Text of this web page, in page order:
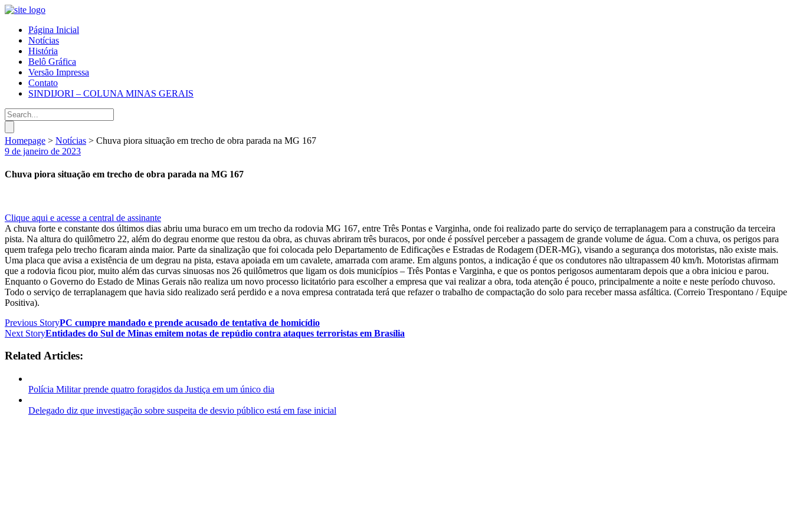
Página Inicial
Notícias
História
Belô Gráfica
Versão Impressa
Contato
SINDIJORI – COLUNA MINAS GERAIS
Homepage > Notícias > Chuva piora situação em trecho de obra parada na MG 167
9 de janeiro de 2023
Chuva piora situação em trecho de obra parada na MG 167
Clique aqui e acesse a central de assinante
A chuva forte e constante dos últimos dias abriu uma buraco em um trecho da rodovia MG 167, entre Três Pontas e Varginha, onde foi realizado parte do serviço de terraplanagem para a construção da terceira
pista. Na altura do quilômetro 22, além do degrau enorme que restou da obra, as chuvas abriram três buracos, por onde é possível perceber a passagem de grande volume de água. Com a chuva, os perigos para
quem trafega pelo trecho ficaram ainda maior. Parte da sinalização que foi colocada pelo Departamento de Edificações e Estradas de Rodagem (DER-MG), visando a segurança dos motoristas, não existe mais.
Uma placa que avisa a existência de um degrau na pista, estava apoiada em um cavalete, amarrada com arame. Em alguns pontos, a indicação é que os condutores não ultrapassem 40 km/h. Motoristas afirmam
que a rodovia ficou pior, muito além das curvas sinuosas nos 26 quilômetros que ligam os dois municípios – Três Pontas e Varginha, e que os pontos perigosos aumentaram depois que a obra iniciou e parou.
Enquanto o Governo do Estado de Minas Gerais não realiza um novo processo licitatório para escolher a empresa que vai realizar a obra, toda atenção é pouco, principalmente a noite e neste período chuvoso.
Todo o serviço de terraplanagem que havia sido realizado será perdido e a nova empresa contratada terá que refazer o trabalho de compactação do solo para receber massa asfáltica. (Correio Trespontano / Equipe
Positiva).
Previous StoryPC cumpre mandado e prende acusado de tentativa de homicídio
Next StoryEntidades do Sul de Minas emitem notas de repúdio contra ataques terroristas em Brasília
Related Articles:
Polícia Militar prende quatro foragidos da Justiça em um único dia
Delegado diz que investigação sobre suspeita de desvio público está em fase inicial